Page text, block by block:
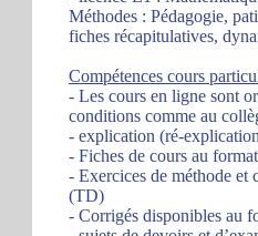
Méthodes : Pédagogie,
fiches récapitulatives,
Compétences cours
- Les cours en ligne sont
conditions comme au
- explication (ré-
- Fiches de cours au
- Exercices de méthode et
(TD)
- Corrigés disponibles au